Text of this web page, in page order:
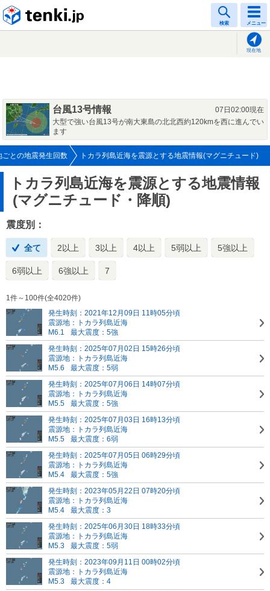
検索 メニュー
現在地
台風13号情報
07日02:00現在
大型で強い台風13号が南大東島の北北西約120kmを西に進んでい
ます
ごとの地震発生回数 トカラ列島近海を震源とする地震情報(マグニチュード)
トカラ列島近海を震源とする地震情報
(マグニチュード・降順)
震度別：
全て 2以上 3以上 4以上 5弱以上 5強以上
6弱以上 6強以上 7
1件～100件(全4020件)
発生時刻：2021年12月09日 11時05分頃
震源地：トカラ列島近海
M6.1
最大震度：5強
発生時刻：2025年07月02日 15時26分頃
震源地：トカラ列島近海
M5.6
最大震度：5弱
発生時刻：2025年07月06日 14時07分頃
震源地：トカラ列島近海
M5.5
最大震度：5強
発生時刻：2025年07月03日 16時13分頃
震源地：トカラ列島近海
M5.5
最大震度：6弱
発生時刻：2025年07月05日 06時29分頃
震源地：トカラ列島近海
M5.4
最大震度：5強
発生時刻：2023年05月22日 07時20分頃
震源地：トカラ列島近海
M5.4
最大震度：3
発生時刻：2025年06月30日 18時33分頃
震源地：トカラ列島近海
M5.3
最大震度：5弱
発生時刻：2023年09月11日 00時02分頃
震源地：トカラ列島近海
M5.3
最大震度：4